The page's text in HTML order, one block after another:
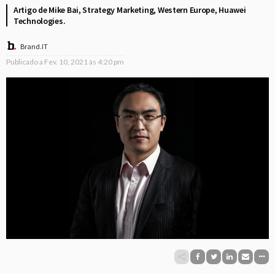
Artigo de Mike Bai, Strategy Marketing, Western Europe, Huawei
Technologies.
Brand.IT
Publicado a Fev. 10, 2021 às 4:20 pm